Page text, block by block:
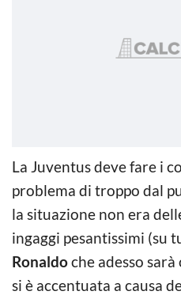
La Juventus deve fare i
problema di troppo dal
la situazione non era
ingaggi pesantissimi (su
Ronaldoche adesso
si è accentuata a causa